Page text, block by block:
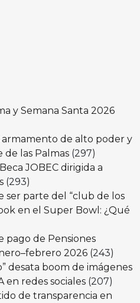
y Semana Santa 2026
de alto poder y
las Palmas (297)
JOBEC dirigida a
(293)
ser parte del “club de los
en el Super Bowl: ¿Qué
pago de Pensiones
2026 (243)
desata boom de imágenes
en redes sociales (207)
de transparencia en